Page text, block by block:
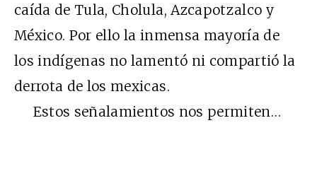
caída de Tula, Cholula, Azcapotzalco y
México. Por ello la inmensa mayoría de
los indígenas no lamentó ni compartió la
derrota de los mexicas.
Estos señalamientos nos permiten…